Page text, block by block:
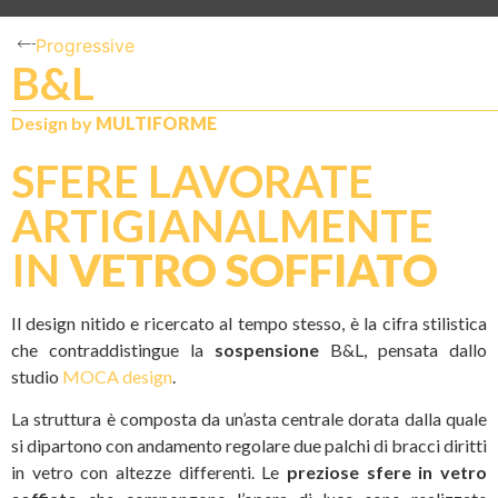
Progressive
B&L
Design by MULTIFORME
SFERE LAVORATE
ARTIGIANALMENTE
IN VETRO SOFFIATO
Il design nitido e ricercato al tempo stesso, è la cifra stilistica
che contraddistingue la sospensione B&L, pensata dallo
studio MOCA design
La struttura è composta da un’asta centrale dorata dalla quale
si dipartono con andamento regolare due palchi di bracci diritti
in vetro con altezze differenti. Le preziose sfere in vetro